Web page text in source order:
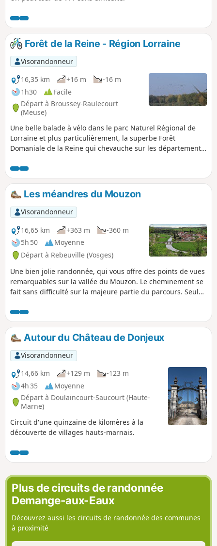
Forêt de la Reine - Région Lorraine
Visorandonneur
16,35 km
+16 m
-16 m
1h30
Facile
Départ à Broussey-Raulecourt
(Meuse)
Une belle balade à vélo dans le parc Naturel Régional de
Lorraine et plus particulièrement, la superbe Forêt
Domaniale de la Reine qui chevauche sur les départements
"humide", elle contient plus d'une dizaine d'étangs
naturels.
Les méandres du Mouzon
Visorandonneur
16,65 km
+363 m
-360 m
5h 50
Moyenne
Départ à Rebeuville (Vosges)
Une bien jolie randonnée, qui vous offre des points de vues
remarquables sur la vallée du Mouzon. Le cheminement se
fait sans difficulté sur la majeure partie du parcours. Seuls
Vers le point (3), la descente caillouteuse vers la grotte
d'enfer, - Après le point (8), la descente, par l'escalier
rudimentaire, face au vide, est un peu vertigineuse.
Autour du Château de Donjeux
Visorandonneur
14,66 km
+129 m
-123 m
4h 35
Moyenne
Départ à Doulaincourt-Saucourt (Haute-
Marne)
Circuit d'une quinzaine de kilomères à la
découverte de villages hauts-marnais.
Plus de circuits de randonnée
Demange-aux-Eaux
Découvrez aussi les circuits de randonnée des communes
à proximité